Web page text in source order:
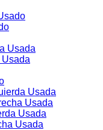
Usada
Usada
Usada
Usada
Usada